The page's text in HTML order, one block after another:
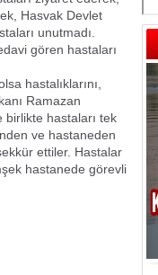
Hasvak Devlet
unutmadı.
gören hastaları
hastalıklarını,
Ramazan
hastaları tek
ve hastaneden
ettiler. Hastalar
hastanede görevli